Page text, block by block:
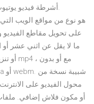
أشرطة فيديو
على تحويل مقاطع الفيديو
محول الفيديو على
أو مكون فلاش إضافي.